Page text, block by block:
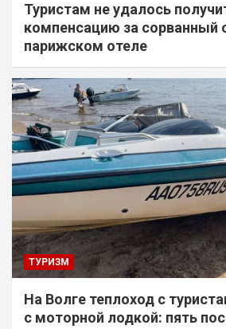
Туристам не удалось
компенсацию за сорванный
парижском отеле
ТУРИЗМ
На Волге теплоход с
с моторной лодкой: пять